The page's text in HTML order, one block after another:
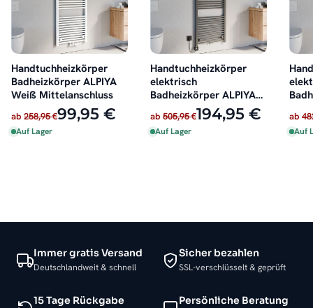
Handtuchheizkörper
Badheizkörper ALPIYA
Weiß Mittelanschluss
ab 258,95 €99,95 €
Auf Lager
Handtuchheizkörper
elektrisch
Badheizkörper ALPIYA
Anthrazit inkl. Heizstab
ab 505,95 €194,95 €
Auf Lager
ab
Auf
Immer gratis Versand
Deutschlandweit & schnell
Sicher bezahlen
SSL-verschlüsselt & geprüft
15 Tage Rückgabe Persönliche Beratung